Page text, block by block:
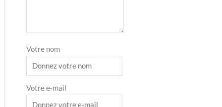
Votre nom
Votre e-mail